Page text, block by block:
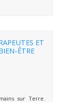
ET
ÊTRE
sur Terre.